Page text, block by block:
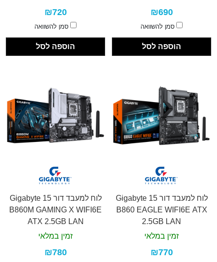
₪690
סמן להשוואה
הוספה לסל
₪720
סמן להשוואה
הוספה לסל
לוח למעבד דור 15 Gigabyte
B860 EAGLE WIFI6E ATX
2.5GB LAN
זמין במלאי
₪770
לוח למעבד דור 15 Gigabyte
B860M GAMING X WIFI6E
ATX 2.5GB LAN
זמין במלאי
₪780